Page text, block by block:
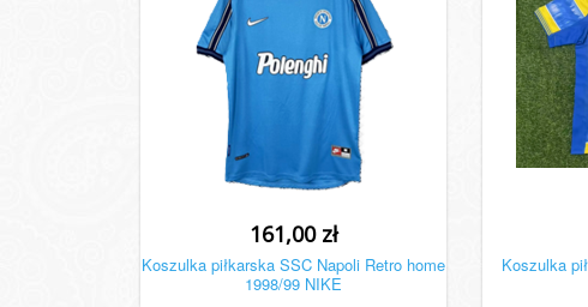
161,00 zł
Koszulka piłkarska SSC Napoli Retro home
1998/99 NIKE
Koszulka